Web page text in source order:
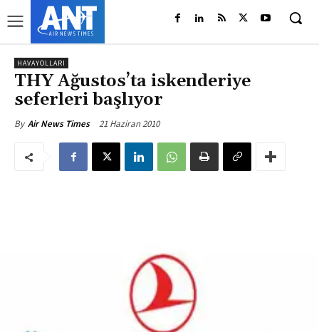
HAVAYOLLARI
THY Ağustos’ta iskenderiye
seferleri başlıyor
By Air News Times 21 Haziran 2010